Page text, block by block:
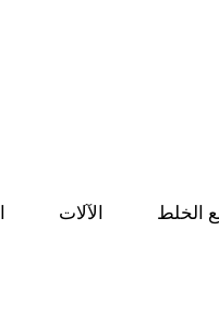
الآلات الخلط